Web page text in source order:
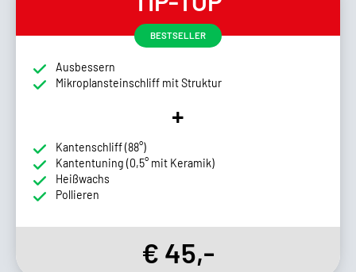
BESTSELLER
Ausbessern
Mikroplansteinschliff mit Struktur
+
Kantenschliff (88°)
Kantentuning (0,5° mit Keramik)
Heißwachs
Pollieren
€ 45,-